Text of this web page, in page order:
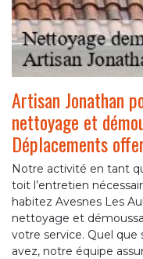
Artisan Jonathan
nettoyage et
Déplacements
Notre activité en tant
toit l’entretien
habitez Avesnes Les
nettoyage et
votre service. Quel
avez, notre équipe